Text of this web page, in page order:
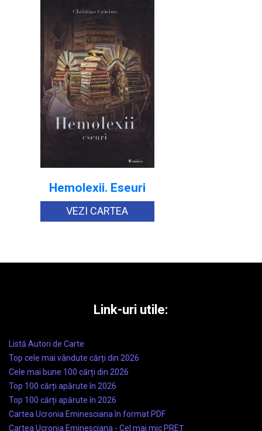
Hemolexii. Eseuri
VEZI CARTEA
Link-uri utile:
Listă Autori de Carte
Top cele mai vândute cărți din 2026
Cele mai bune 100 cărți din 2026
Top 100 cărți apărute în 2026
Top 100 cărți apărute în 2026
Cartea Ucronia Eminesciana în format PDF
Cartea Ucronia Eminesciana - Cel mai mic PREȚ